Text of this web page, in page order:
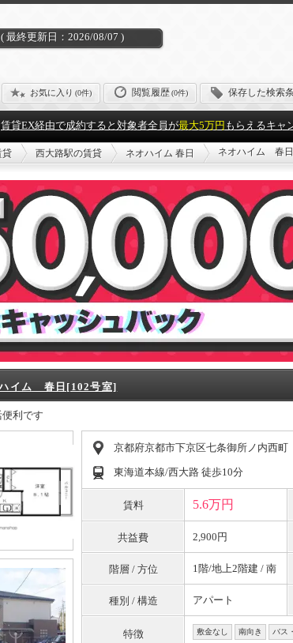
最終更新日：2026/08/07 )
お気に入り (0件) 閲覧履歴(0件) 保存した検索
賃貸EX経由で成約すると対象者全員が最大5万円 もらえるキャ
貸 西大路駅の賃貸 ネオハイム 春日 ネオハイム 春
イム 春日[102号室]
便利です
京都府京都市下京区七条御所ノ内西町
東海道本線/西大路 徒歩10分
賃料 5.6万円
共益費 2,900円
階層 / 方位 1階/地上2階建 / 南
種別 / 構造 アパート
特徴 敷金なし 南向き バス